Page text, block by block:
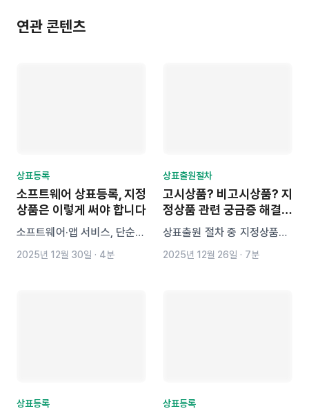
연관 콘텐츠
상표등록
소프트웨어 상표등록, 지정
상품은 이렇게 써야 합니다
소프트웨어·앱 서비스, 단순히
‘09류 소프트웨어’만 등록해
2025년 12월 30일 · 4분
상표출원절차
고시상품? 비고시상품? 지
정상품 관련 궁금증 해결하
기!!
상표출원 절차 중 지정상품에
대한 궁금증을 풀어 드립니다!
2025년 12월 26일 · 7분
상표등록 상표등록